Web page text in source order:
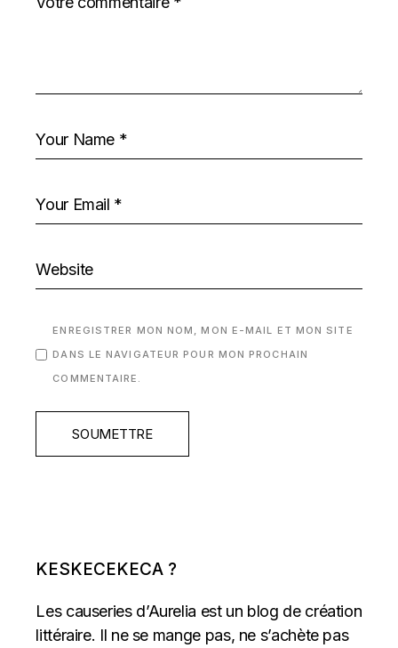
ENREGISTRER MON NOM, MON E-MAIL ET MON SITE
DANS LE NAVIGATEUR POUR MON PROCHAIN
COMMENTAIRE.
SOUMETTRE
KESKECEKECA ?
Les causeries d’Aurelia est un blog de création
littéraire. Il ne se mange pas, ne s’achète pas